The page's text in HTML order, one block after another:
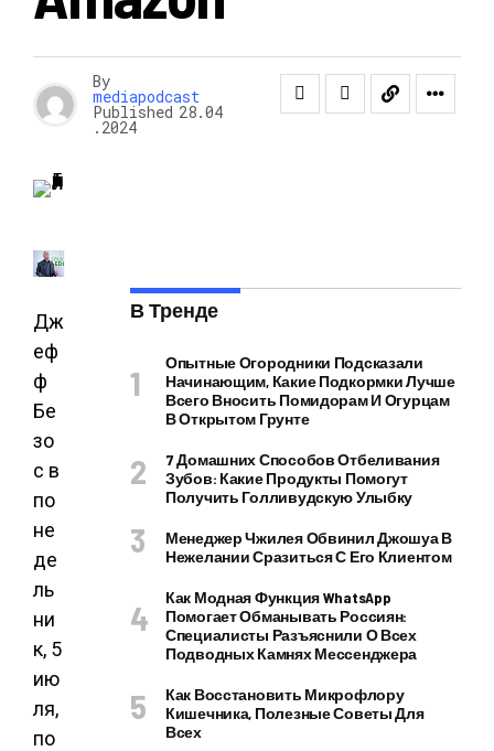
By
mediapodcast
Published 28.04
.2024
Дж
еф
ф
Бе
зо
с в
по
не
де
ль
ни
к, 5
ию
ля,
по
В Тренде
Опытные Огородники Подсказали
Начинающим, Какие Подкормки Лучше
Всего Вносить Помидорам И Огурцам
В Открытом Грунте
7 Домашних Способов Отбеливания
Зубов: Какие Продукты Помогут
Получить Голливудскую Улыбку
Менеджер Чжилея Обвинил Джошуа В
Нежелании Сразиться С Его Клиентом
Как Модная Функция WhatsApp
Помогает Обманывать Россиян:
Специалисты Разъяснили О Всех
Подводных Камнях Мессенджера
Как Восстановить Микрофлору
Кишечника, Полезные Советы Для
Всех